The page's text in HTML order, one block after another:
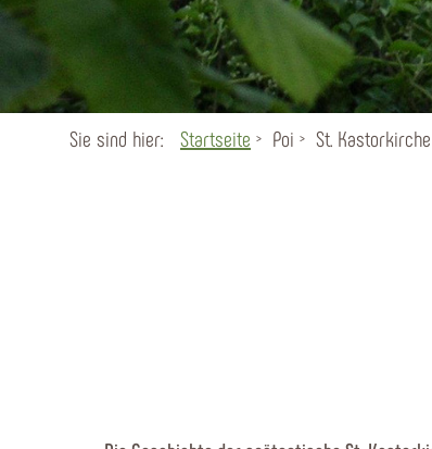
Sie sind hier: Startseite Poi St. Kastorkirche